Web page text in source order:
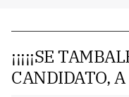
¡¡¡¡¡SE
CANDIDATO, A